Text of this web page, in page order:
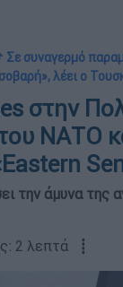
Σε συναγερμό
λέει ο
στην
ΝΑΤΟ
την άμυνα της
2 λεπτά ┋